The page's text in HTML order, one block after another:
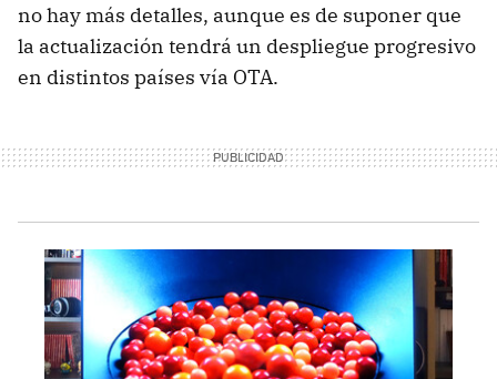
no hay más detalles, aunque es de suponer que
la actualización tendrá un despliegue progresivo
en distintos países vía OTA.